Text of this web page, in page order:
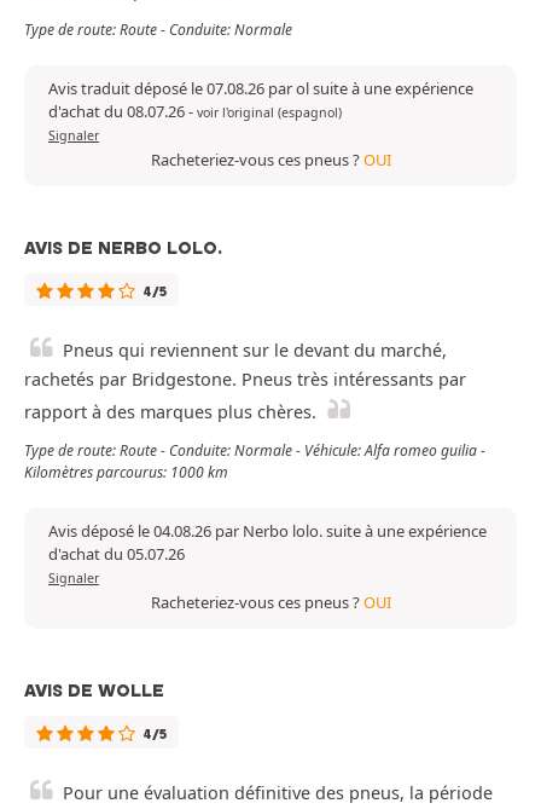
Type de route: Route - Conduite: Normale
Avis traduit déposé le 07.08.26 par ol suite à une expérience
d'achat du 08.07.26- voir l'original (espagnol)
Signaler
Racheteriez-vous ces pneus ?OUI
AVIS DE NERBO LOLO.
4/5
Pneus qui reviennent sur le devant du marché,
rachetés par Bridgestone. Pneus très intéressants par
rapport à des marques plus chères.
Type de route: Route - Conduite: Normale - Véhicule: Alfa romeo guilia -
Kilomètres parcourus: 1000 km
Avis déposé le 04.08.26 par Nerbo lolo. suite à une expérience
d'achat du 05.07.26
Signaler
Racheteriez-vous ces pneus ?OUI
AVIS DE WOLLE
4/5
Pour une évaluation définitive des pneus, la période